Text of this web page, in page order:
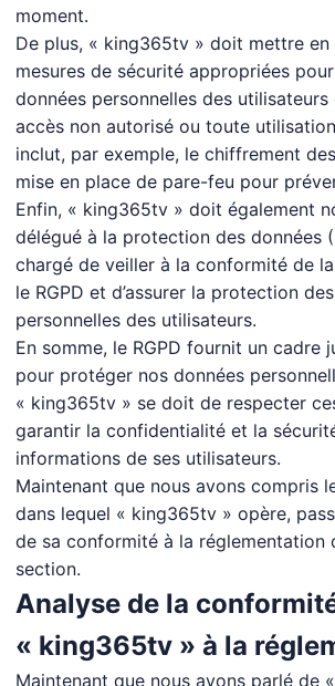
moment.
De plus, « king365tv » doit mettre en
mesures de sécurité appropriées
données personnelles des
accès non autorisé ou toute
inclut, par exemple, le chiffrement
mise en place de pare-feu pour
Enfin, « king365tv » doit également
délégué à la protection des données
chargé de veiller à la conformité de
le RGPD et d’assurer la protection
personnelles des utilisateurs.
En somme, le RGPD fournit un cadre
pour protéger nos données
« king365tv » se doit de respecter
garantir la confidentialité et la
informations de ses utilisateurs.
Maintenant que nous avons compris
dans lequel « king365tv » opère,
de sa conformité à la réglementation
section.
Analyse de la
« king365tv » à la
Maintenant que nous avons parlé de